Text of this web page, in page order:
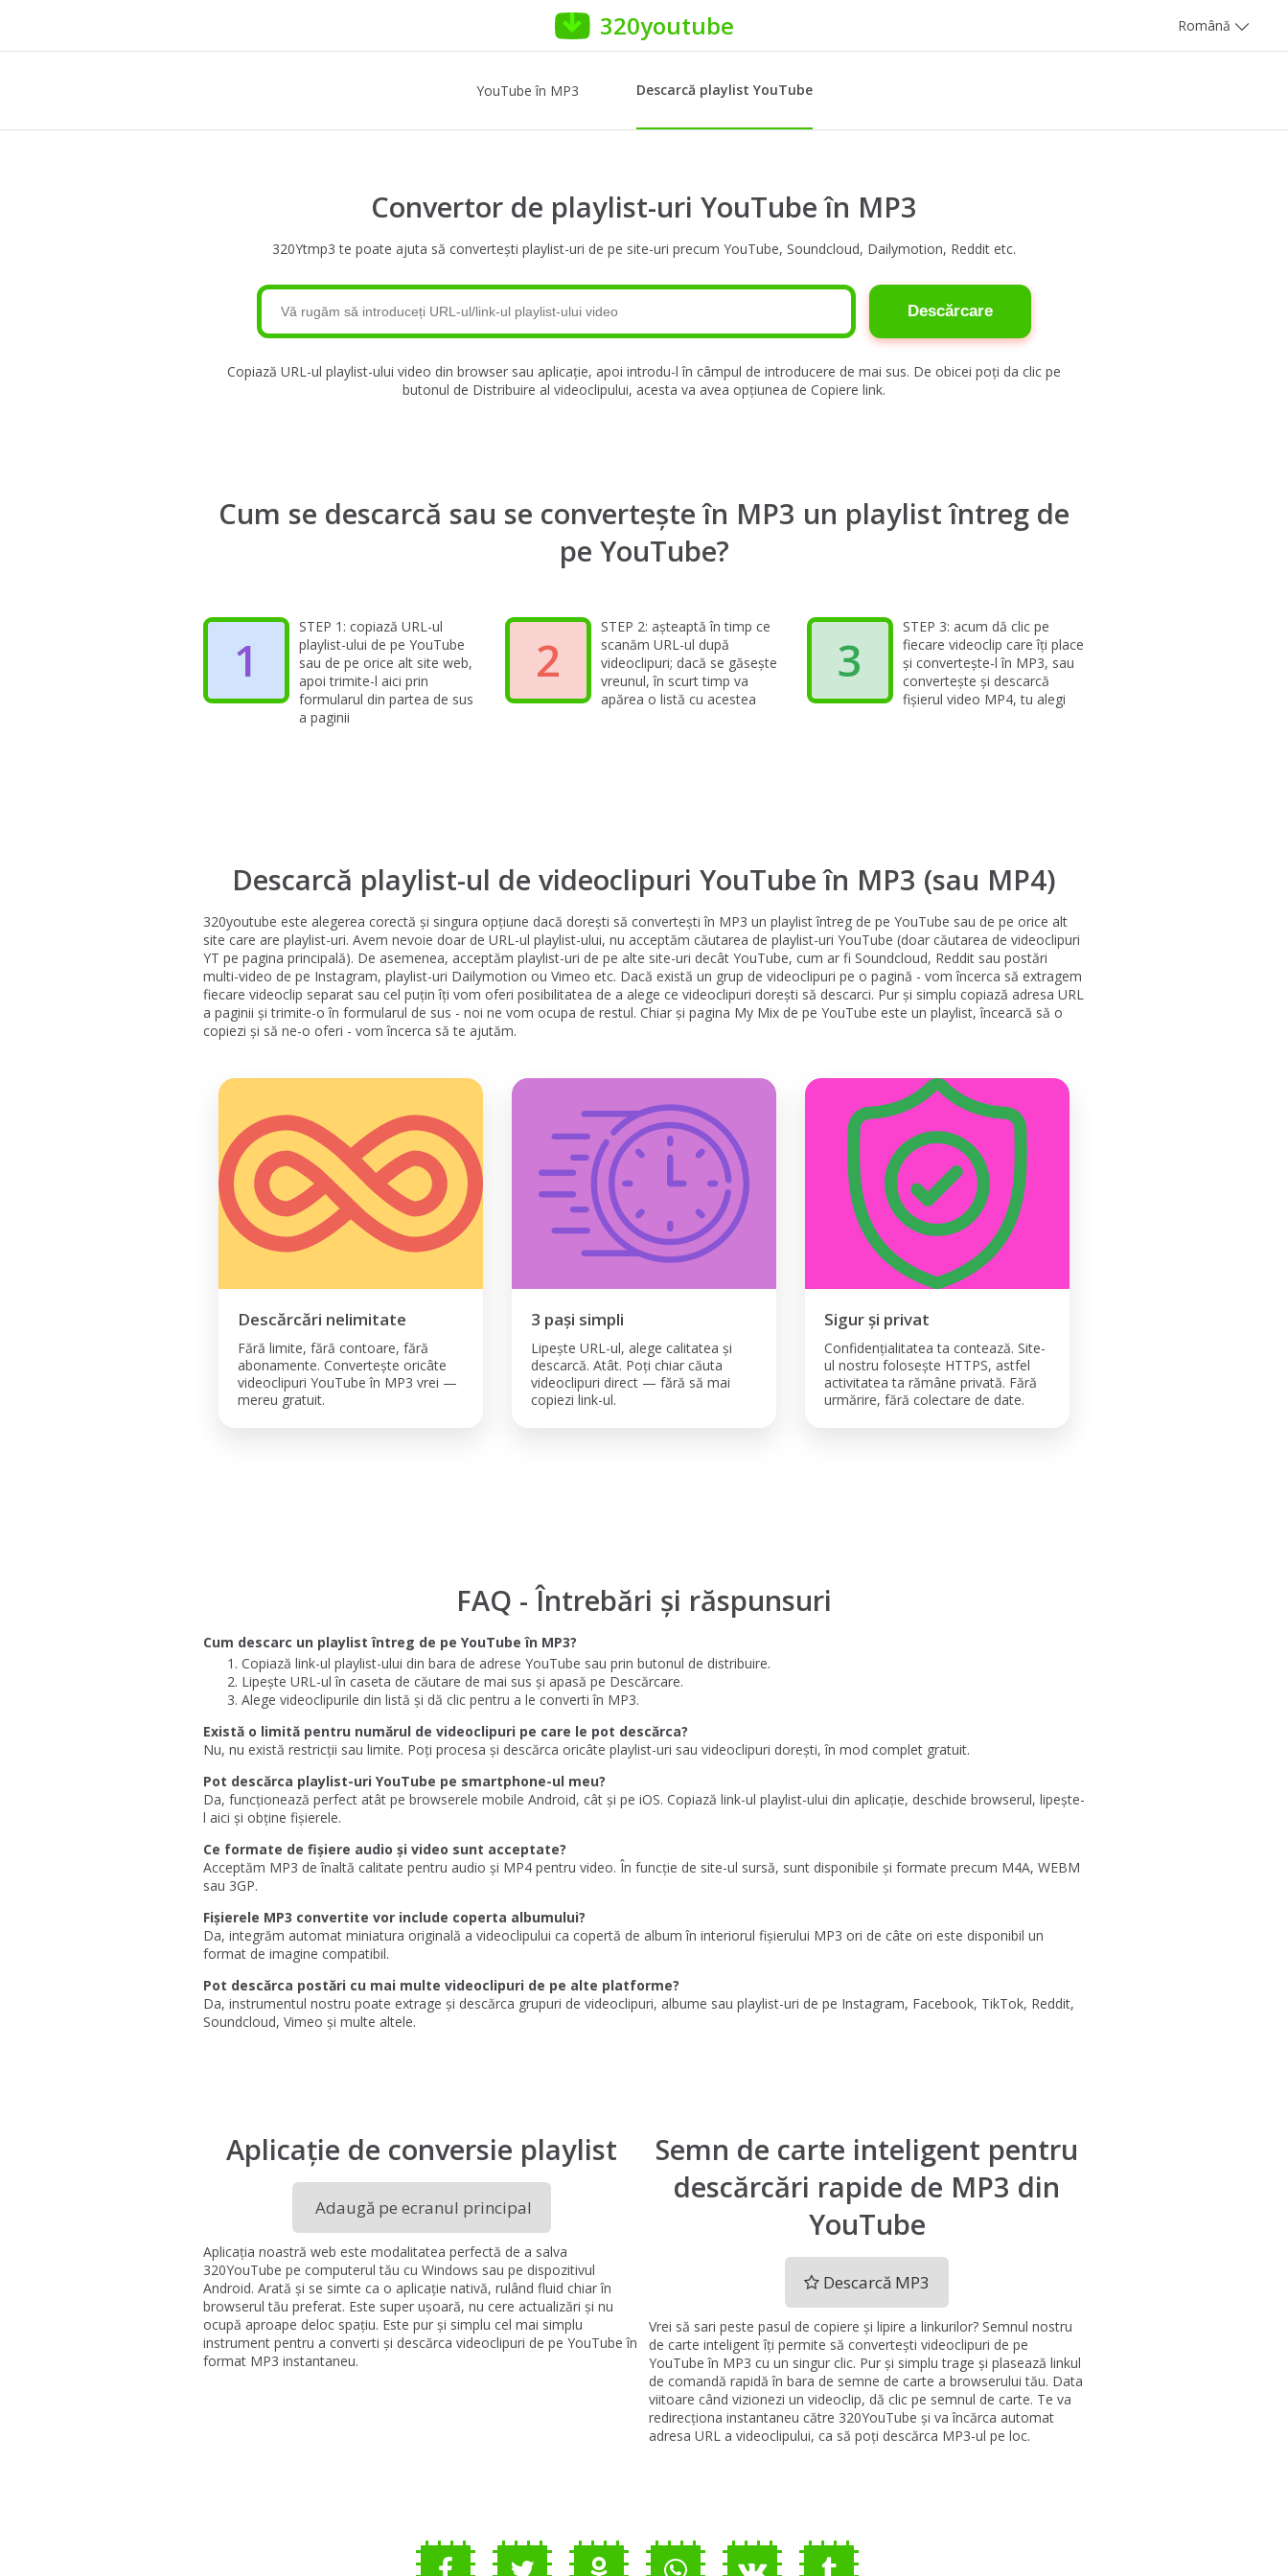
320youtube Română
YouTube în MP3 Descarcă playlist YouTube
Convertor de playlist-uri YouTube în MP3
320Ytmp3 te poate ajuta să convertești playlist-uri de pe site-uri precum YouTube, Soundcloud, Dailymotion, Reddit etc.
Descărcare
Copiază URL-ul playlist-ului video din browser sau aplicație, apoi introdu-l în câmpul de introducere de mai sus. De obicei poți da clic pe
butonul de Distribuire al videoclipului, acesta va avea opțiunea de Copiere link.
Cum se descarcă sau se convertește în MP3 un playlist întreg de
pe YouTube?
1
STEP 1: copiază URL-ul
playlist-ului de pe YouTube
sau de pe orice alt site web,
apoi trimite-l aici prin
formularul din partea de sus
a paginii
2
STEP 2: așteaptă în timp ce
scanăm URL-ul după
videoclipuri; dacă se găsește
vreunul, în scurt timp va
apărea o listă cu acestea
3
STEP 3: acum dă clic pe
fiecare videoclip care îți place
și convertește-l în MP3, sau
convertește și descarcă
fișierul video MP4, tu alegi
Descarcă playlist-ul de videoclipuri YouTube în MP3 (sau MP4)
320youtube este alegerea corectă și singura opțiune dacă dorești să convertești în MP3 un playlist întreg de pe YouTube sau de pe orice alt
site care are playlist-uri. Avem nevoie doar de URL-ul playlist-ului, nu acceptăm căutarea de playlist-uri YouTube (doar căutarea de videoclipuri
YT pe pagina principală). De asemenea, acceptăm playlist-uri de pe alte site-uri decât YouTube, cum ar fi Soundcloud, Reddit sau postări
multi-video de pe Instagram, playlist-uri Dailymotion ou Vimeo etc. Dacă există un grup de videoclipuri pe o pagină - vom încerca să extragem
fiecare videoclip separat sau cel puțin îți vom oferi posibilitatea de a alege ce videoclipuri dorești să descarci. Pur și simplu copiază adresa URL
a paginii și trimite-o în formularul de sus - noi ne vom ocupa de restul. Chiar și pagina My Mix de pe YouTube este un playlist, încearcă să o
copiezi și să ne-o oferi - vom încerca să te ajutăm.
Descărcări nelimitate
Fără limite, fără contoare, fără
abonamente. Convertește oricâte
videoclipuri YouTube în MP3 vrei —
mereu gratuit.
3 pași simpli
Lipește URL-ul, alege calitatea și
descarcă. Atât. Poți chiar căuta
videoclipuri direct — fără să mai
copiezi link-ul.
Sigur și privat
Confidențialitatea ta contează. Site-
ul nostru folosește HTTPS, astfel
activitatea ta rămâne privată. Fără
urmărire, fără colectare de date.
FAQ - Întrebări și răspunsuri
Cum descarc un playlist întreg de pe YouTube în MP3?
Copiază link-ul playlist-ului din bara de adrese YouTube sau prin butonul de distribuire.
Lipește URL-ul în caseta de căutare de mai sus și apasă pe Descărcare.
Alege videoclipurile din listă și dă clic pentru a le converti în MP3.
Există o limită pentru numărul de videoclipuri pe care le pot descărca?
Nu, nu există restricții sau limite. Poți procesa și descărca oricâte playlist-uri sau videoclipuri dorești, în mod complet gratuit.
Pot descărca playlist-uri YouTube pe smartphone-ul meu?
Da, funcționează perfect atât pe browserele mobile Android, cât și pe iOS. Copiază link-ul playlist-ului din aplicație, deschide browserul, lipește-
l aici și obține fișierele.
Ce formate de fișiere audio și video sunt acceptate?
Acceptăm MP3 de înaltă calitate pentru audio și MP4 pentru video. În funcție de site-ul sursă, sunt disponibile și formate precum M4A, WEBM
sau 3GP.
Fișierele MP3 convertite vor include coperta albumului?
Da, integrăm automat miniatura originală a videoclipului ca copertă de album în interiorul fișierului MP3 ori de câte ori este disponibil un
format de imagine compatibil.
Pot descărca postări cu mai multe videoclipuri de pe alte platforme?
Da, instrumentul nostru poate extrage și descărca grupuri de videoclipuri, albume sau playlist-uri de pe Instagram, Facebook, TikTok, Reddit,
Soundcloud, Vimeo și multe altele.
Aplicație de conversie playlist
Adaugă pe ecranul principal
Aplicația noastră web este modalitatea perfectă de a salva
320YouTube pe computerul tău cu Windows sau pe dispozitivul
Android. Arată și se simte ca o aplicație nativă, rulând fluid chiar în
browserul tău preferat. Este super ușoară, nu cere actualizări și nu
ocupă aproape deloc spațiu. Este pur și simplu cel mai simplu
instrument pentru a converti și descărca videoclipuri de pe YouTube în
format MP3 instantaneu.
Semn de carte inteligent pentru
descărcări rapide de MP3 din
YouTube
Descarcă MP3
Vrei să sari peste pasul de copiere și lipire a linkurilor? Semnul nostru
de carte inteligent îți permite să convertești videoclipuri de pe
YouTube în MP3 cu un singur clic. Pur și simplu trage și plasează linkul
de comandă rapidă în bara de semne de carte a browserului tău. Data
viitoare când vizionezi un videoclip, dă clic pe semnul de carte. Te va
redirecționa instantaneu către 320YouTube și va încărca automat
adresa URL a videoclipului, ca să poți descărca MP3-ul pe loc.